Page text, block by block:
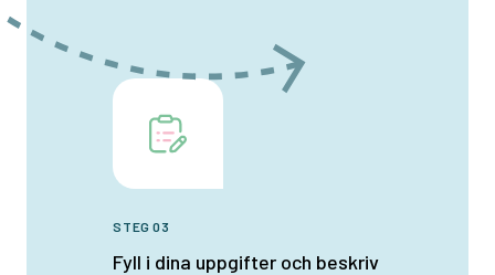
STEG 03
Fyll i dina uppgifter och beskriv